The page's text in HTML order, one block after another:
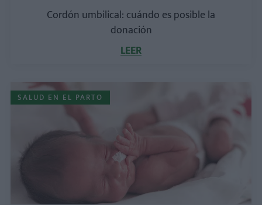
Cordón umbilical: cuándo es posible la
donación
LEER
SALUD EN EL PARTO